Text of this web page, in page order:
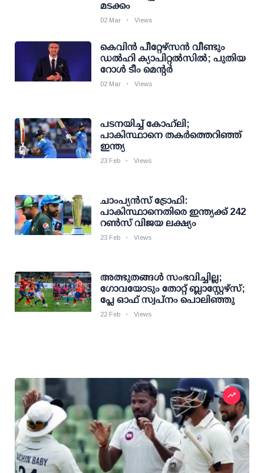
മടക്കം
02 Mar Views
കെവിന്‍ പീറ്റേഴ്സന്‍ വീണ്ടും
ഡല്‍ഹി ക്യാപിറ്റല്‍സില്‍; പുതിയ
റോള്‍ ടീം മെന്റര്‍
02 Mar Views
പടനയിച്ച് കോഹ്‌ലി;
പാകിസ്ഥാനെ തകര്‍ത്തെറിഞ്ഞ്
ഇന്ത്യ
23 Feb Views
ചാംപ്യന്‍സ് ട്രോഫി:
പാകിസ്ഥാനെതിരെ ഇന്ത്യക്ക് 242
റണ്‍സ് വിജയ ലക്ഷ്യം
23 Feb Views
അത്ഭുതങ്ങൾ സംഭവിച്ചില്ല;
ഗോവയോടും തോറ്റ് ബ്ലാസ്റ്റേഴ്സ്;
പ്ലേ ഓഫ് സ്വപ്നം പൊലിഞ്ഞു
22 Feb Views